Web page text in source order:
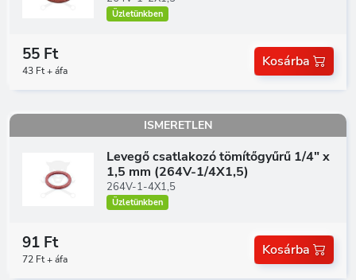
Üzletünkben
55 Ft
43 Ft + áfa
Kosárba
ISMERETLEN
Levegő csatlakozó tömítőgyűrű 1/4" x
1,5 mm (264V-1/4X1,5)
264V-1-4X1,5
Üzletünkben
91 Ft
72 Ft + áfa
Kosárba